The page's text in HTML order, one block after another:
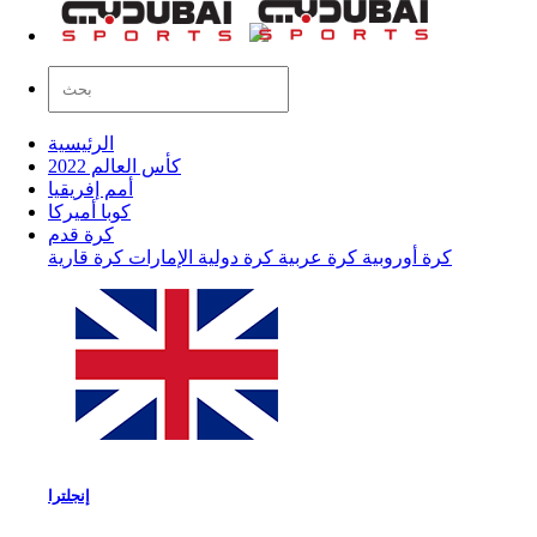
الرئيسية
كأس العالم 2022
أمم إفريقيا
كوبا أميركا
كرة قدم
كرة أوروبية كرة عربية كرة دولية الإمارات كرة قارية
إنجلترا